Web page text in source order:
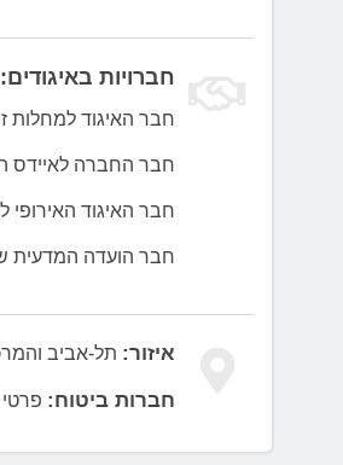
חברויות באיגודים:
חבר האיגוד למחלות
חבר החברה לאיידס
חבר האיגוד האירופי
חבר הועדה המדעית
איזור: תל-אביב
חברות ביטוח: פרטי